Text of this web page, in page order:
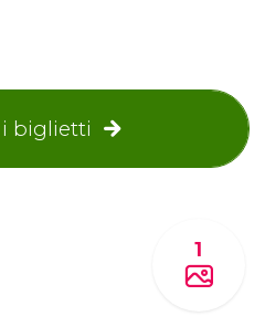
biglietti
1